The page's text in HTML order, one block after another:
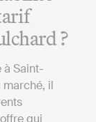
?
à Saint-
il